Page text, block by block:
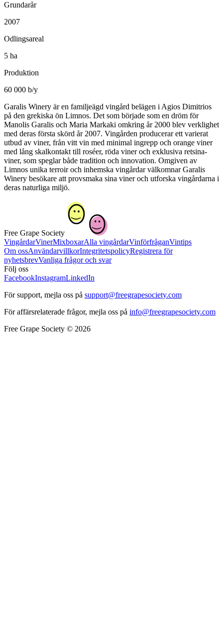
Grundarår
2007
Odlingsareal
5 ha
Produktion
60 000 b/y
Garalis Winery är en familjeägd vingård belägen i Agios Dimitrios
på den grekiska ön Limnos. Det som började som en dröm för
Manolis Garalis och Maria Markaki omkring år 2000 blev verklighet
med deras första skörd år 2007. Vingården producerar ett varierat
utbud av viner, från vitt vin med minimal ingrepp och orange viner
med lång skalkontakt till roséer, röda viner och exklusiva retsina-
viner, som speglar både tradition och innovation. Omgiven av
Limnos unika terroir och inhemska vingårdar välkomnar Garalis
Winery besökare att provsmaka sina viner och utforska vingårdarna i
deras naturliga miljö.
Free Grape Society
VingårdarVinerMixboxarAlla vingårdarVinförfråganVintips
Om ossAnvändarvillkorIntegritetspolicyRegistrera för
nyhetsbrevVanliga frågor och svar
Följ oss
FacebookInstagramLinkedIn
För support, mejla oss på support@freegrapesociety.com
För affärsrelaterade frågor, mejla oss på info@freegrapesociety.com
Free Grape Society © 2026